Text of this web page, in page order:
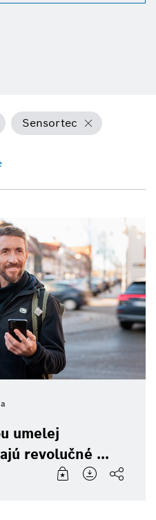
Sensortec
umelej
revolučné ...